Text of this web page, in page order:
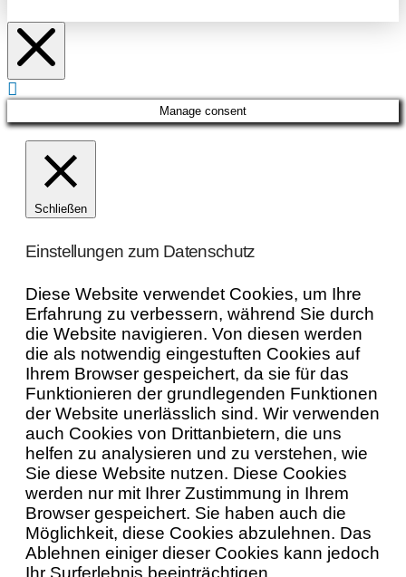
Manage consent
Schließen
Einstellungen zum Datenschutz
Diese Website verwendet Cookies, um Ihre
Erfahrung zu verbessern, während Sie durch
die Website navigieren. Von diesen werden
die als notwendig eingestuften Cookies auf
Ihrem Browser gespeichert, da sie für das
Funktionieren der grundlegenden Funktionen
der Website unerlässlich sind. Wir verwenden
auch Cookies von Drittanbietern, die uns
helfen zu analysieren und zu verstehen, wie
Sie diese Website nutzen. Diese Cookies
werden nur mit Ihrer Zustimmung in Ihrem
Browser gespeichert. Sie haben auch die
Möglichkeit, diese Cookies abzulehnen. Das
Ablehnen einiger dieser Cookies kann jedoch